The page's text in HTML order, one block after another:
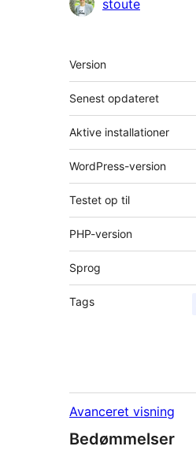
stoute
Meta
Version
Senest opdateret
Aktive installationer
WordPress-version
Testet op til
PHP-version
Sprog
Tags
Avanceret visning
Bedømmelser